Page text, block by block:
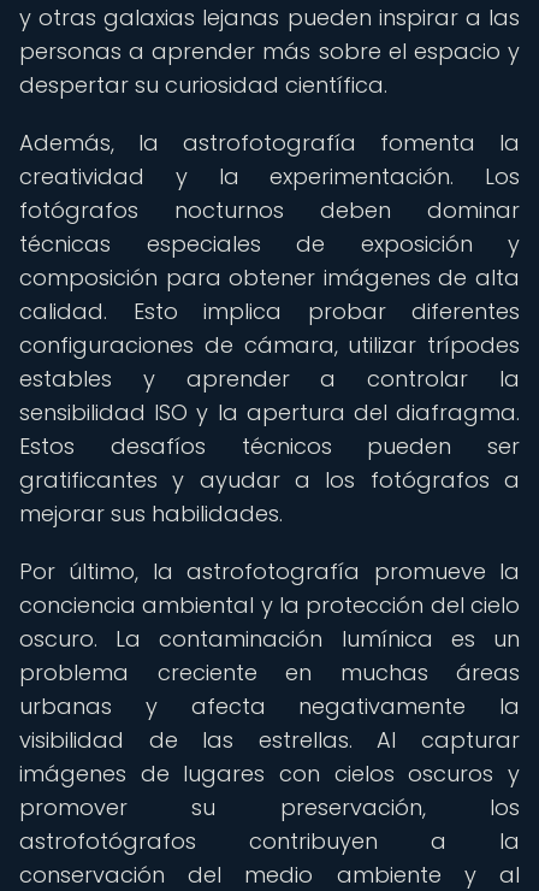
y otras galaxias lejanas pueden inspirar a las
personas a aprender más sobre el espacio y
despertar su curiosidad científica.
Además, la astrofotografía fomenta la
creatividad y la experimentación. Los
fotógrafos nocturnos deben dominar
técnicas especiales de exposición y
composición para obtener imágenes de alta
calidad. Esto implica probar diferentes
configuraciones de cámara, utilizar trípodes
estables y aprender a controlar la
sensibilidad ISO y la apertura del diafragma.
Estos desafíos técnicos pueden ser
gratificantes y ayudar a los fotógrafos a
mejorar sus habilidades.
Por último, la astrofotografía promueve la
conciencia ambiental y la protección del cielo
oscuro. La contaminación lumínica es un
problema creciente en muchas áreas
urbanas y afecta negativamente la
visibilidad de las estrellas. Al capturar
imágenes de lugares con cielos oscuros y
promover su preservación, los
astrofotógrafos contribuyen a la
conservación del medio ambiente y al